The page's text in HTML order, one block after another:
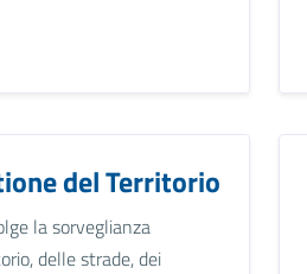
del Territorio
la sorveglianza
delle strade, dei